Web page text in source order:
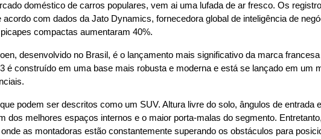
doméstico de carros populares, vem ai uma lufada de ar fresco. Os
com dados da Jato Dynamics, fornecedora global de inteligência de
compactas aumentaram 40%.
desenvolvido no Brasil, é o lançamento mais significativo da marca
é construído em uma base mais robusta e moderna e está se lançado em um
podem ser descritos como um SUV. Altura livre do solo, ângulos de entrada
dos melhores espaços internos e o maior porta-malas do segmento.
as montadoras estão constantemente superando os obstáculos para